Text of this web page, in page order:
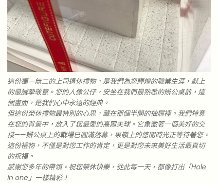
這份獨一無二的上司退休禮物，是我們為您輝煌的職業生涯，獻上
的最誠摯敬意。您的人像公仔，安坐在我們最熟悉的辦公桌前，這
個畫面，是我們心中永遠的經典。
但這份榮休禮物最特別的心思，藏在那個半開的抽屜裡。我們特意
在您的背景中，放入了您最愛的高爾夫球。它象徵著一個美好的交
接——辦公桌上的戰場已圓滿落幕，果嶺上的悠閒時光正等待著您。
這份禮物，不僅是對您工作的肯定，更是對您未來美好生活最真切
的祝福。
感謝您多年的帶領。祝您榮休快樂，從此每一天，都像打出「Hole
in one」一樣精彩！